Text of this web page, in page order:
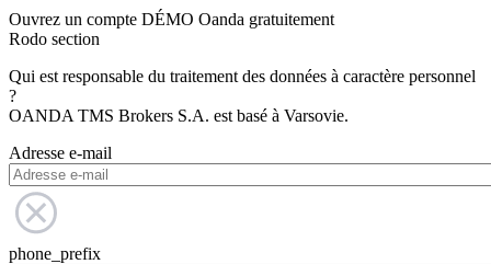
Ouvrez un compte DÉMO Oanda gratuitement
Rodo section
Qui est responsable du traitement des données à caractère personnel
?
OANDA TMS Brokers S.A. est basé à Varsovie.
Adresse e-mail
phone_prefix